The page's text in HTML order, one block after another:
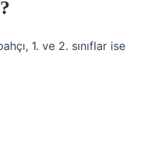
1. ve 2. sınıflar ise